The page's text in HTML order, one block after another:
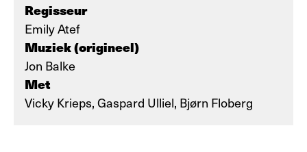
Regisseur
Emily Atef
Muziek (origineel)
Jon Balke
Met
Vicky Krieps, Gaspard Ulliel, Bjørn Floberg